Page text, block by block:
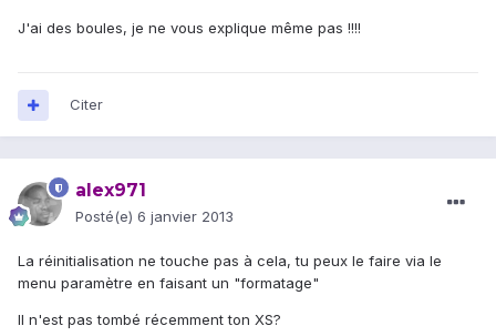
J'ai des boules, je ne vous explique même pas !!!!
Citer
alex971
Posté(e) 6 janvier 2013
La réinitialisation ne touche pas à cela, tu peux le faire via le
menu paramètre en faisant un "formatage"
Il n'est pas tombé récemment ton XS?